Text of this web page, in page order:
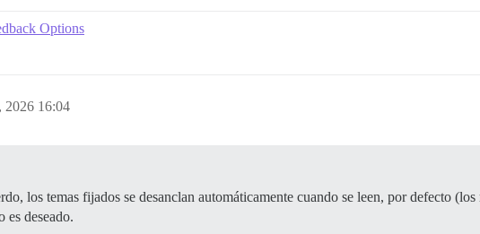
Options
2026 16:04
los temas fijados se desanclan automáticamente cuando se leen, por defecto
es deseado.